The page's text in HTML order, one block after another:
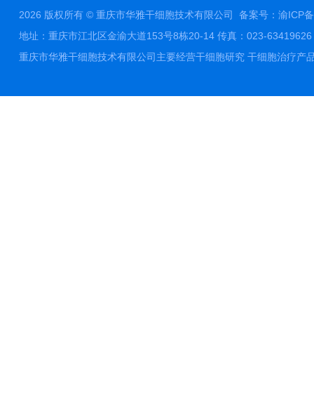
2026 版权所有 © 重庆市华雅干细胞技术有限公司 备案号：渝ICP
地址：重庆市江北区金渝大道153号8栋20-14 传真：023-
重庆市华雅干细胞技术有限公司主要经营干细胞研究 干细胞治疗产